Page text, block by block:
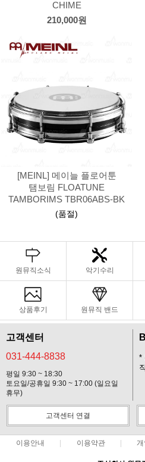
CHIME
210,000원
[MEINL] 메이늘 플로어툰
탬보림 FLOATUNE
TAMBORIMS TBR06ABS-BK
(품절)
원뮤직소식 악기수리
상품후기 원뮤직 밴드
고객센터
031-444-8838
평일 9:30 ~ 18:30
토요일/공휴일 9:30 ~ 17:00 (일요일
휴무)
*
고객센터 연결
이용안내 이용약관